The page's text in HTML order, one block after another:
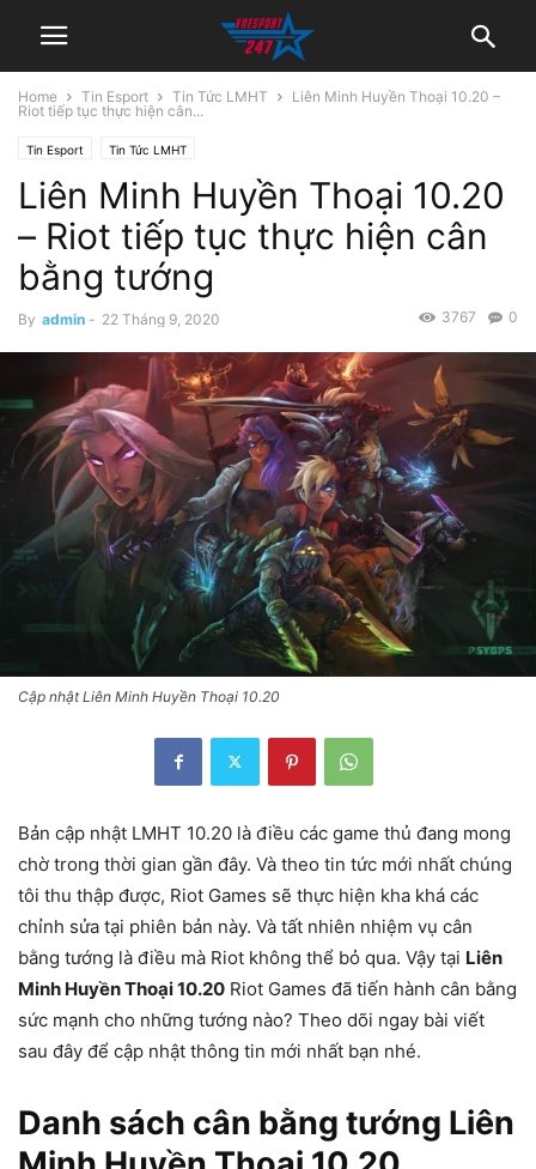
Home Tin Esport Tin Tức LMHT
Liên Minh Huyền Thoại 10.20 –
Riot tiếp tục thực hiện cân...
Tin Esport Tin Tức LMHT
Liên Minh Huyền Thoại 10.20
– Riot tiếp tục thực hiện cân
bằng tướng
By admin - 22 Tháng 9, 2020 0
3767
Cập nhật Liên Minh Huyền Thoại 10.20
Bản cập nhật LMHT 10.20 là điều các game thủ đang mong
chờ trong thời gian gần đây. Và theo tin tức mới nhất chúng
tôi thu thập được, Riot Games sẽ thực hiện kha khá các
chỉnh sửa tại phiên bản này. Và tất nhiên nhiệm vụ cân
bằng tướng là điều mà Riot không thể bỏ qua. Vậy tại Liên
Minh Huyền Thoại 10.20 Riot Games đã tiến hành cân bằng
sức mạnh cho những tướng nào? Theo dõi ngay bài viết
sau đây để cập nhật thông tin mới nhất bạn nhé.
Danh sách cân bằng tướng Liên